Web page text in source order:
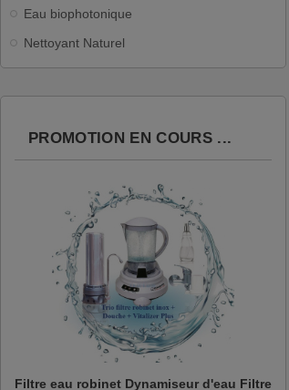
Eau biophotonique
Nettoyant Naturel
PROMOTION EN COURS ...
Filtre eau robinet Dynamiseur d'eau Filtre